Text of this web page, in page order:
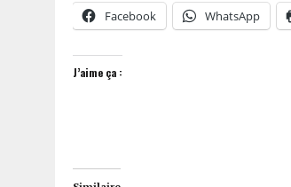
Facebook WhatsApp
J’aime ça :